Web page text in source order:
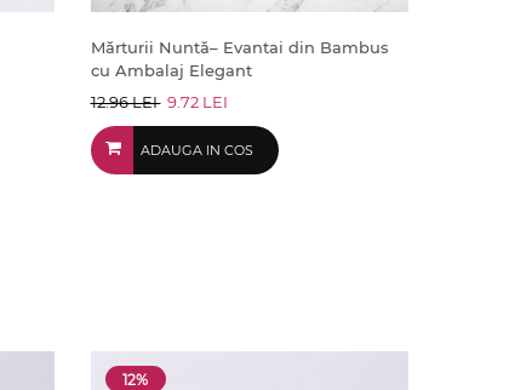
Mărturii Nuntă– Evantai din Bambus
cu Ambalaj Elegant
12.96 LEI 9.72 LEI
ADAUGA IN COS
12%